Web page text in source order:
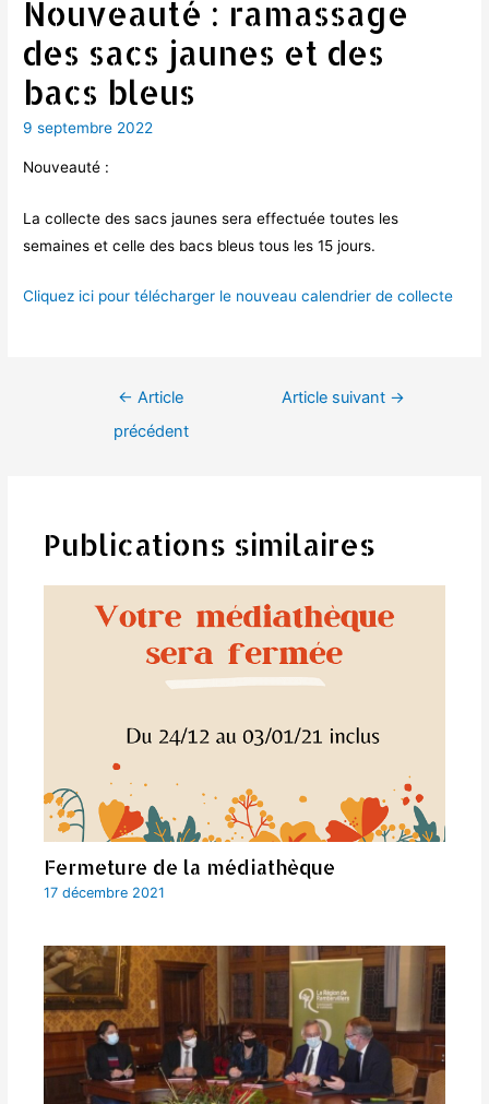
Nouveauté : ramassage
des sacs jaunes et des
bacs bleus
9 septembre 2022
Nouveauté :
La collecte des sacs jaunes sera effectuée toutes les
semaines et celle des bacs bleus tous les 15 jours.
Cliquez ici pour télécharger le nouveau calendrier de collecte
Navigation← Article
précédent
Article suivant →
Publications similaires
Fermeture de la médiathèque
17 décembre 2021